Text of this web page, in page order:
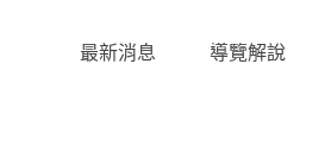
最新消息 導覽解說